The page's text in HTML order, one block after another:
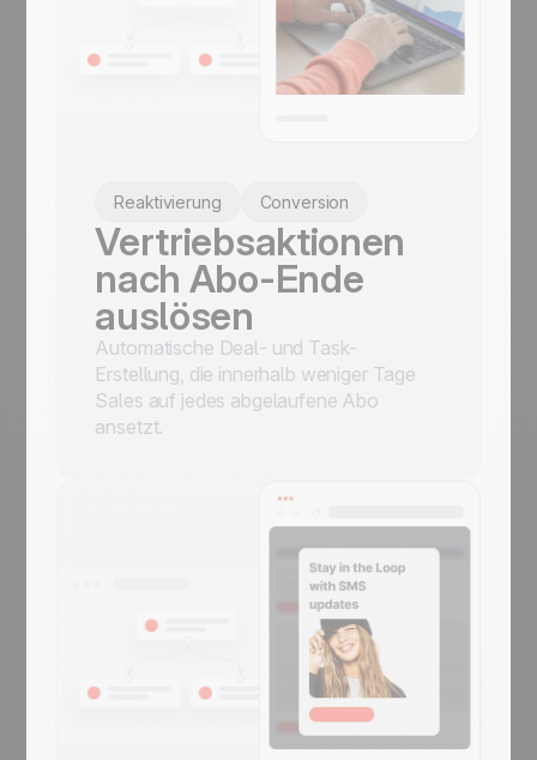
Reaktivierung Conversion
Vertriebsaktionen
nach Abo-Ende
auslösen
Automatische Deal- und Task-
Erstellung, die innerhalb weniger Tage
Sales auf jedes abgelaufene Abo
ansetzt.